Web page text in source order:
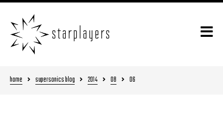
home supersonics blog 2014 08 06